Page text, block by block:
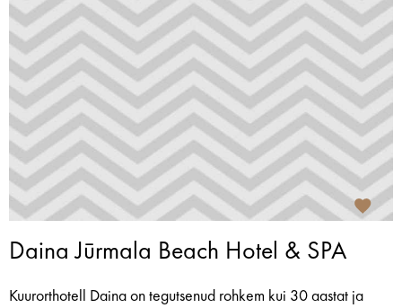
Daina Jūrmala Beach Hotel & SPA
Kuurorthotell Daina on tegutsenud rohkem kui 30 aastat ja